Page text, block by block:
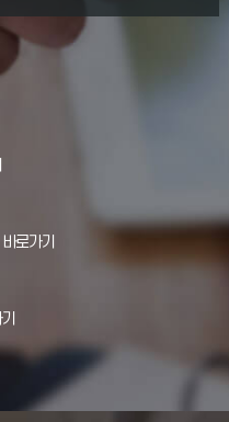
로가기
학위제 신규
자 일정 안내